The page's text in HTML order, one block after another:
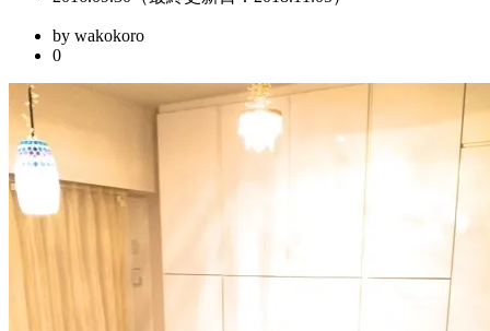
by wakokoro
0